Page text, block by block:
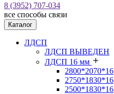
8 (3952) 707-034
все способы связи
Каталог
ЛДСП
ЛДСП ВЫВЕДЕН
ЛДСП 16 мм
2800*2070*16
2750*1830*16
2500*1830*16